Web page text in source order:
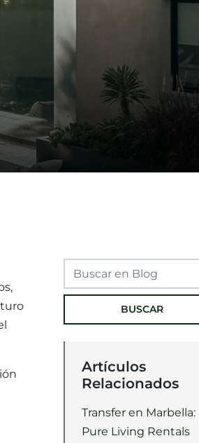
BUSCAR
Artículos
Relacionados
Transfer en Marbella:
Pure Living Rentals